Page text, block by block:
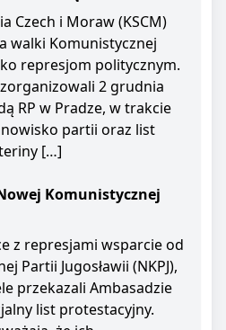
Czech i Moraw (KSCM)
walki Komunistycznej
represjom politycznym.
2 grudnia
RP w Pradze, w trakcie
partii oraz list
[…]
Komunistycznej
z represjami wsparcie od
Partii Jugosławii (NKPJ),
przekazali Ambasadzie
list protestacyjny.